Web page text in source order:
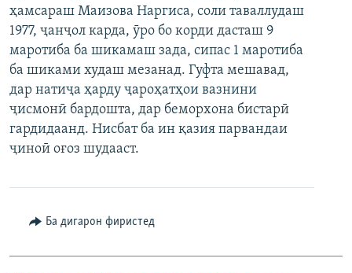
ПАЙГИРӢ КУНЕД
Ҳамаи сомонаҳои RFE/RL
ҳамсараш Маизова Наргиса, соли таваллудаш
1977, ҷанҷол карда, ӯро бо корди дасташ 9
маротиба ба шикамаш зада, сипас 1 маротиба
ба шиками худаш мезанад. Гуфта мешавад,
дар натиҷа ҳарду ҷароҳатҳои вазнини
ҷисмонӣ бардошта, дар беморхона бистарӣ
гардидаанд. Нисбат ба ин қазия парвандаи
ҷиноӣ оғоз шудааст.
Ба дигарон фиристед